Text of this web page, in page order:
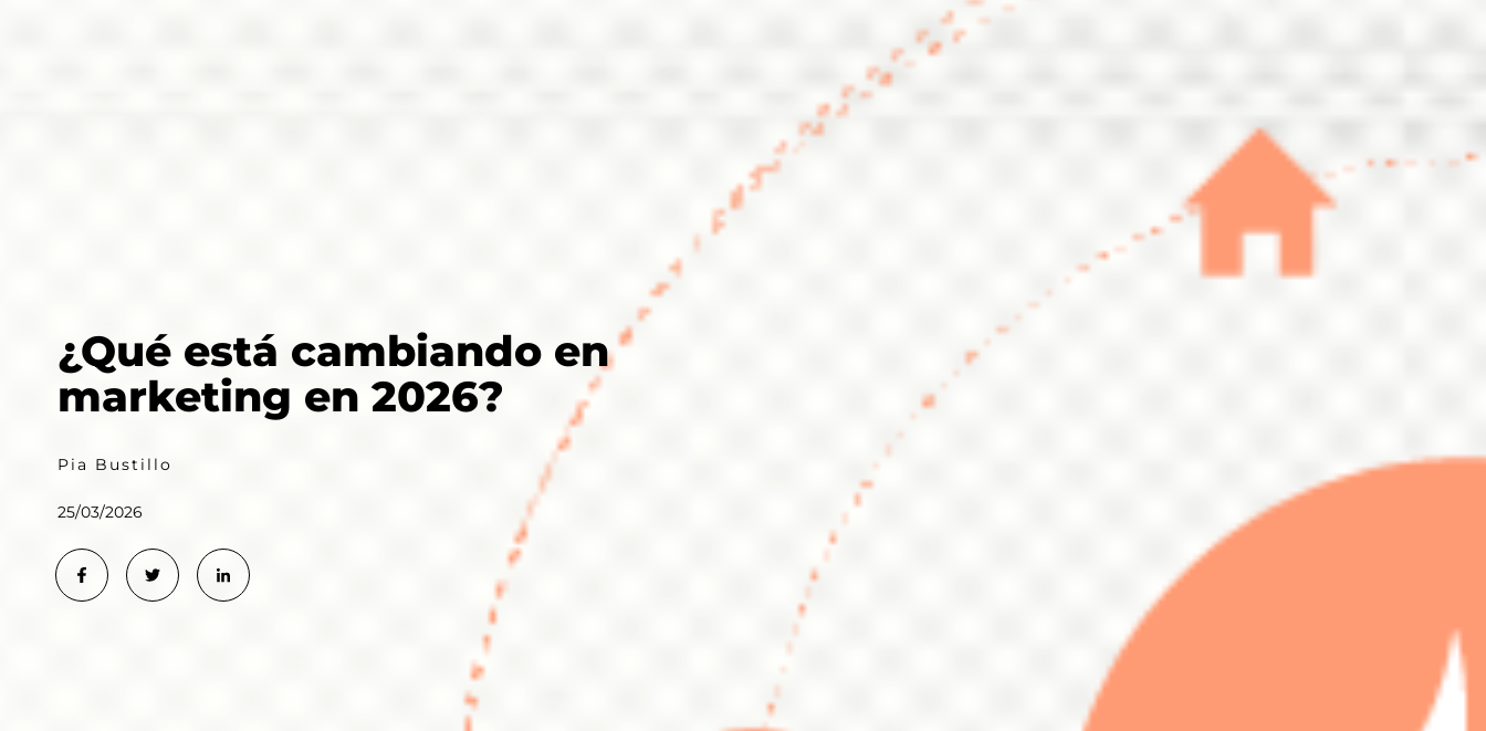
¿Qué está cambiando en
marketing en 2026?
Pia Bustillo
25/03/2026